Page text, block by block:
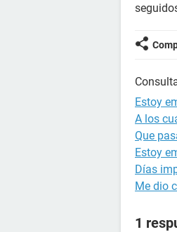
Estoy
A los
Que
Estoy
Días
Me dio
1